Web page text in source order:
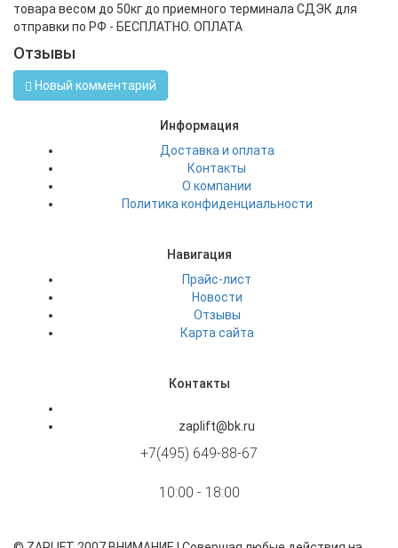
товара весом до 50кг до приемного терминала СДЭК для
отправки по РФ - БЕСПЛАТНО. ОПЛАТА
Отзывы
Новый комментарий
Информация
Доставка и оплата
Контакты
О компании
Политика конфиденциальности
Навигация
Прайс-лист
Новости
Отзывы
Карта сайта
Контакты
zaplift@bk.ru
+7(495) 649-88-67
10:00 - 18:00